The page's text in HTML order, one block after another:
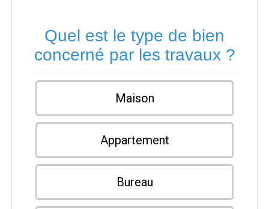
Quel est le type de bien
concerné par les travaux ?
Maison
Appartement
Bureau